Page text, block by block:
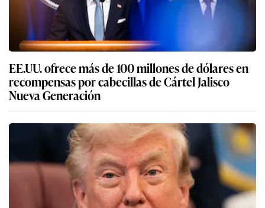
EE.UU. ofrece más de 100 millones de dólares en
recompensas por cabecillas de Cártel Jalisco
Nueva Generación